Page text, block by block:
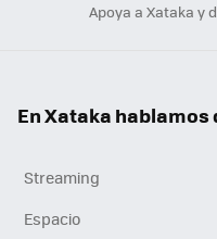
Apoya a Xataka y
En Xataka hablamos
Streaming
Espacio